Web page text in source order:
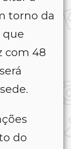
torno da
que
com 48
do